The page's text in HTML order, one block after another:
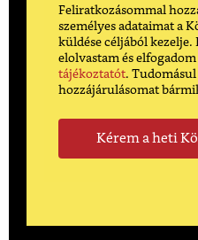
Feliratkozásommal
személyes adataimat a
küldése céljából
elolvastam és elfogadom
tájékoztatót. Tudomásul
hozzájárulásomat